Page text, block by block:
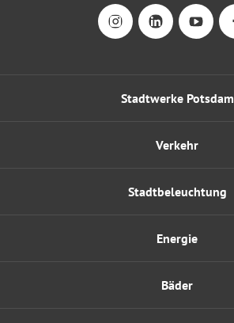
Stadtwerke Potsdam
Energie
Verkehr
Bäder
Stadtbeleuchtung